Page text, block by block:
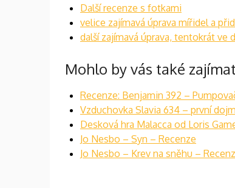
Další recenze s fotkami
velice zajímavá úprava mířidel a
další zajímavá úprava, tentokrát ve
Mohlo by vás také zajímat
Recenze: Benjamin 392 –
Vzduchovka Slavia 634 – první
Desková hra Malacca od Loris
Jo Nesbo – Syn – Recenze
Jo Nesbo – Krev na sněhu –